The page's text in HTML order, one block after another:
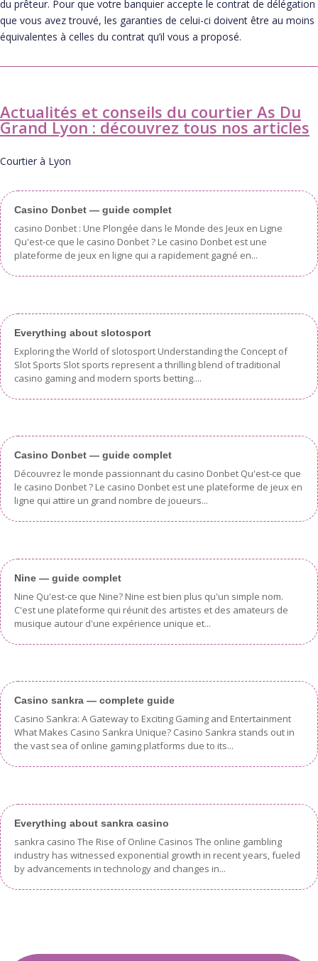
du prêteur. Pour que votre banquier accepte le contrat de délégation
que vous avez trouvé, les garanties de celui-ci doivent être au moins
équivalentes à celles du contrat qu’il vous a proposé.
Actualités et conseils du courtier As Du
Grand Lyon : découvrez tous nos articles
Courtier à Lyon
Casino Donbet — guide complet
casino Donbet : Une Plongée dans le Monde des Jeux en Ligne
Qu'est-ce que le casino Donbet ? Le casino Donbet est une
plateforme de jeux en ligne qui a rapidement gagné en...
Everything about slotosport
Exploring the World of slotosport Understanding the Concept of
Slot Sports Slot sports represent a thrilling blend of traditional
casino gaming and modern sports betting....
Casino Donbet — guide complet
Découvrez le monde passionnant du casino Donbet Qu'est-ce que
le casino Donbet ? Le casino Donbet est une plateforme de jeux en
ligne qui attire un grand nombre de joueurs...
Nine — guide complet
Nine Qu'est-ce que Nine? Nine est bien plus qu'un simple nom.
C'est une plateforme qui réunit des artistes et des amateurs de
musique autour d'une expérience unique et...
Casino sankra — complete guide
Casino Sankra: A Gateway to Exciting Gaming and Entertainment
What Makes Casino Sankra Unique? Casino Sankra stands out in
the vast sea of online gaming platforms due to its...
Everything about sankra casino
sankra casino The Rise of Online Casinos The online gambling
industry has witnessed exponential growth in recent years, fueled
by advancements in technology and changes in...